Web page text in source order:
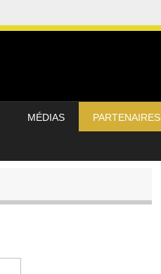
MÉDIAS PARTENAIRES